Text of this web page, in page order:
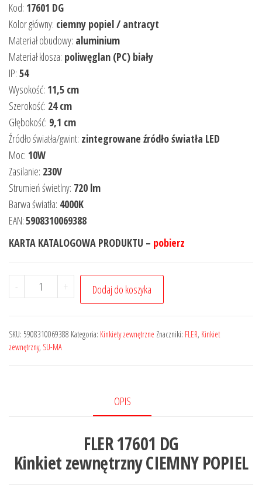
Kod: 17601 DG
Kolor główny: ciemny popiel / antracyt
Materiał obudowy: aluminium
Materiał klosza: poliwęglan (PC) biały
IP: 54
Wysokość: 11,5 cm
Szerokość: 24 cm
Głębokość: 9,1 cm
Źródło światła/gwint: zintegrowane źródło światła LED
Moc: 10W
Zasilanie: 230V
Strumień świetlny: 720 lm
Barwa światła: 4000K
EAN:5908310069388
KARTA KATALOGOWA PRODUKTU – pobierz
- + Dodaj do koszyka
SKU: 5908310069388 Kategoria: Kinkiety zewnętrzne Znaczniki: FLER, Kinkiet
zewnętrzny, SU-MA
OPIS
FLER 17601 DG
Kinkiet zewnętrzny CIEMNY POPIEL